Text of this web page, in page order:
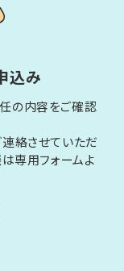
込み
の内容をご確認
連絡させていただ
専用フォームよ